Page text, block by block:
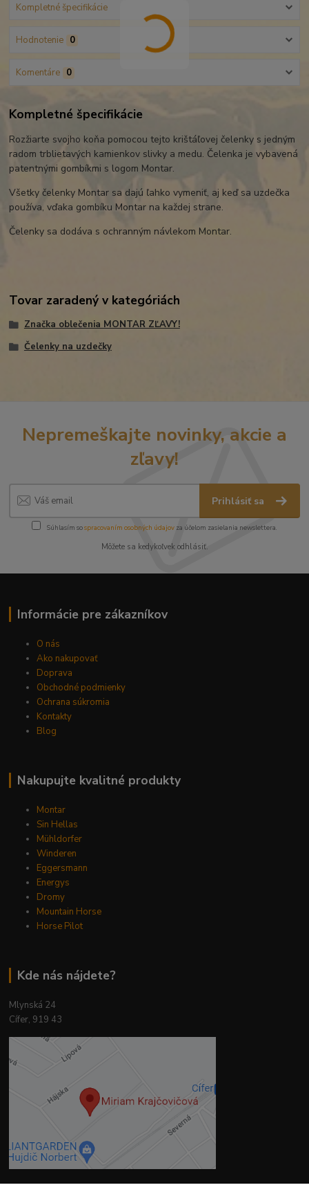
Kompletné špecifikácie
Hodnotenie 0
Komentáre 0
Kompletné špecifikácie
Rozžiarte svojho koňa pomocou tejto krištáľovej čelenky s jedným
radom trblietavých kamienkov slivky a medu. Čelenka je vybavená
patentnými gombíkmi s logom Montar.
Všetky čelenky Montar sa dajú ľahko vymeniť, aj keď sa uzdečka
používa, vďaka gombíku Montar na každej strane.
Čelenky sa dodáva s ochranným návlekom Montar.
Tovar zaradený v kategóriách
Značka oblečenia MONTAR ZĽAVY!
Čelenky na uzdečky
Nepremeškajte novinky, akcie a
zľavy!
Prihlásiť sa
Súhlasím sospracovaním osobných údajov za účelom zasielania newslettera.
Môžete sa kedykoľvek odhlásiť.
Informácie pre zákazníkov
O nás
Ako nakupovať
Doprava
Obchodné podmienky
Ochrana súkromia
Kontakty
Blog
Nakupujte kvalitné produkty
Montar
Sin Hellas
Mühldorfer
Winderen
Eggersmann
Energys
Dromy
Mountain Horse
Horse Pilot
Kde nás nájdete?
Mlynská 24
Cífer, 919 43